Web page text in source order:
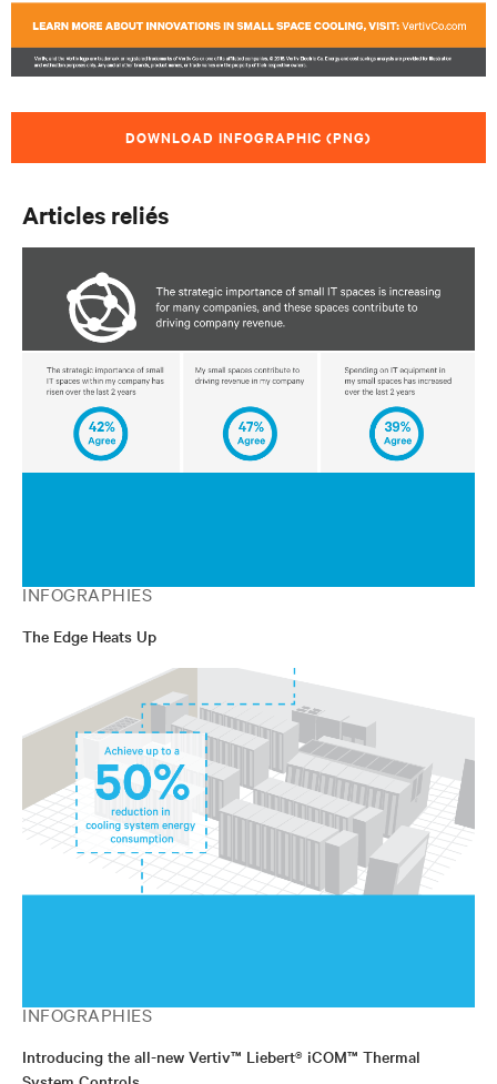
DOWNLOAD INFOGRAPHIC (PNG)
Articles reliés
INFOGRAPHIES
The Edge Heats Up
INFOGRAPHIES
Introducing the all-new Vertiv™ Liebert® iCOM™ Thermal